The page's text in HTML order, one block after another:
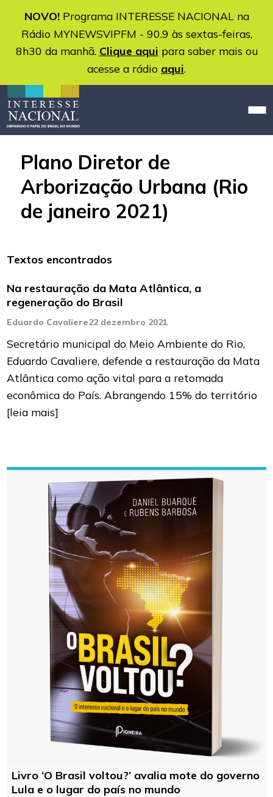
NOVO!Programa INTERESSE NACIONAL na
Rádio MYNEWSVIPFM - 90.9 às sextas-feiras,
8h30 da manhã. Clique aqui para saber mais ou
acesse a rádio aqui.
Plano Diretor de
Arborização Urbana (Rio
de janeiro 2021)
Textos encontrados
Na restauração da Mata Atlântica, a
regeneração do Brasil
Eduardo Cavaliere22 dezembro 2021
Secretário municipal do Meio Ambiente do Rio,
Eduardo Cavaliere, defende a restauração da Mata
Atlântica como ação vital para a retomada
econômica do País. Abrangendo 15% do território
[leia mais]
Livro ‘O Brasil voltou?’ avalia mote do governo
Lula e o lugar do país no mundo